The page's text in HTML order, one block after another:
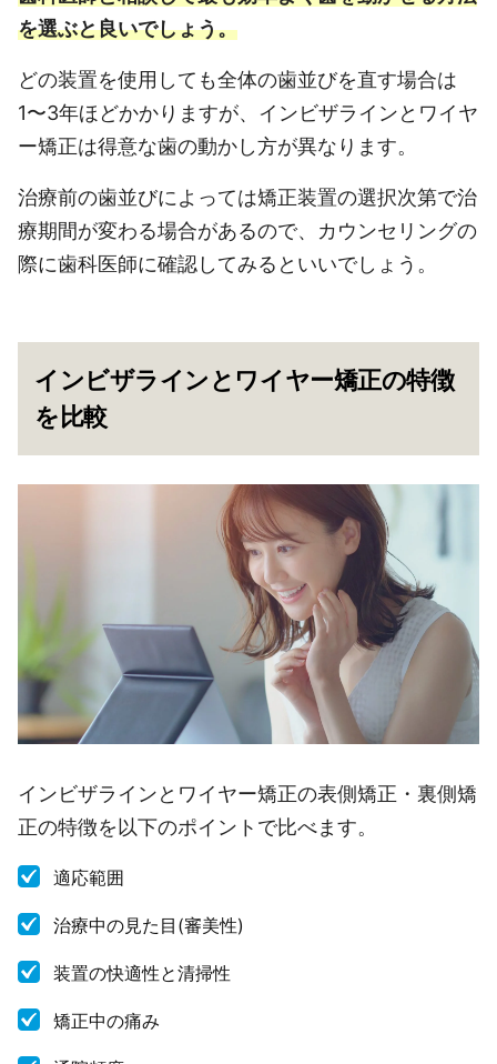
を選ぶと良いでしょう。
どの装置を使用しても全体の歯並びを直す場合は
1〜3年ほどかかりますが、インビザラインとワイヤ
ー矯正は得意な歯の動かし方が異なります。
治療前の歯並びによっては矯正装置の選択次第で治
療期間が変わる場合があるので、カウンセリングの
際に歯科医師に確認してみるといいでしょう。
インビザラインとワイヤー矯正の特徴
を比較
インビザラインとワイヤー矯正の表側矯正・裏側矯
正の特徴を以下のポイントで比べます。
適応範囲
治療中の見た目(審美性)
装置の快適性と清掃性
矯正中の痛み